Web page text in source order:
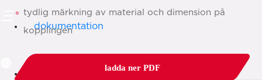
dokumentation
tydlig märkning av material och dimension på
kopplingen
ladda ner PDF